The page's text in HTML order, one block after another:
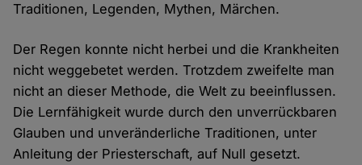
Traditionen, Legenden, Mythen, Märchen.
Der Regen konnte nicht herbei und die Krankheiten
nicht weggebetet werden. Trotzdem zweifelte man
nicht an dieser Methode, die Welt zu beeinflussen.
Die Lernfähigkeit wurde durch den unverrückbaren
Glauben und unveränderliche Traditionen, unter
Anleitung der Priesterschaft, auf Null gesetzt.